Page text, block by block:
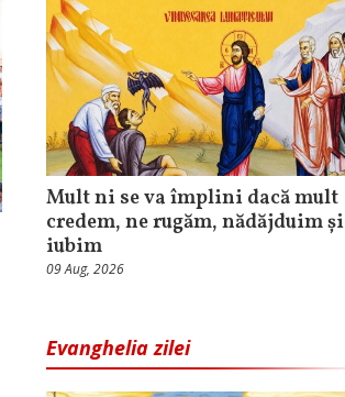
Mult ni se va împlini dacă mult
credem, ne rugăm, nădăjduim și
iubim
09 Aug, 2026
Evanghelia zilei